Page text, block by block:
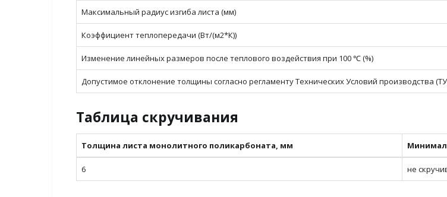
Максимальный радиус изгиба листа (мм)
Коэффициент теплопередачи (Вт/(м2*К))
Изменение линейных размеров после теплового воздействия при 100 ℃ (%)
Допустимое отклонение толщины согласно регламенту Технических Условий производства
Таблица скручивания
Толщина листа монолитного поликарбоната, мм
6 не